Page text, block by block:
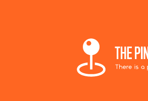
Skip
navigation
Skip
content